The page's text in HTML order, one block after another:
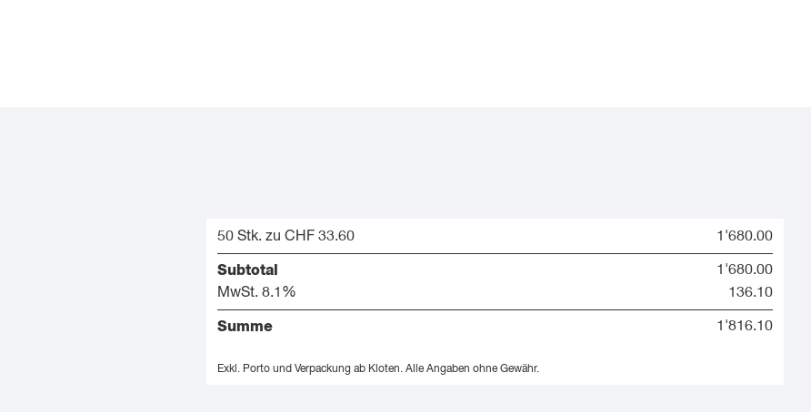
50 Stk. zu CHF 33.60 1'680.00
Subtotal
1'680.00
MwSt. 8.1%
136.10
Summe 1'816.10
Exkl. Porto und Verpackung ab Kloten. Alle Angaben ohne Gewähr.